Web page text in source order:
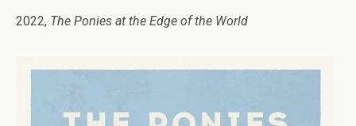
2022, The Ponies at the Edge of the World